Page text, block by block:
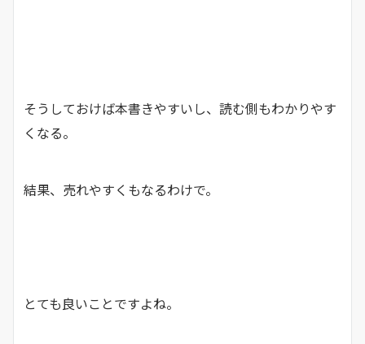
そうしておけば本書きやすいし、読む側もわかりやす
くなる。
結果、売れやすくもなるわけで。
とても良いことですよね。